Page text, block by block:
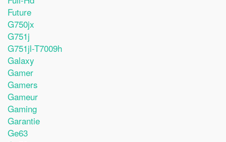
Future
G750jx
G751j
G751jl-T7009h
Galaxy
Gamer
Gamers
Gameur
Gaming
Garantie
Ge63